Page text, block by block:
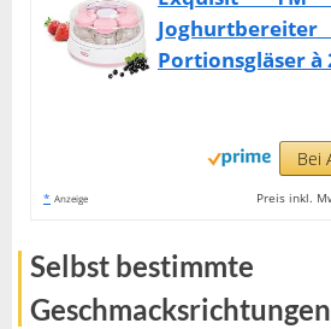
Portionsgläser à
Bei
* Anzeige Preis inkl.
Selbst bestimmte
Geschmacksrichtungen